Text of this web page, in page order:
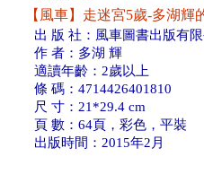
【風車】走迷宮5歲-多湖輝
出 版 社：風車圖書出版有限
作 者：多湖 輝
適讀年齡：2歲以上
條 碼：4714426401810
尺 寸：21*29.4 cm
頁 數：64頁，彩色，平裝
出版時間：2015年2月